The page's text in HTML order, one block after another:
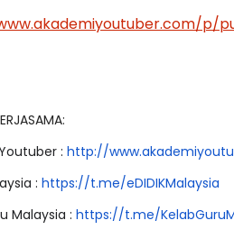
com/p/
: http://
: https://t.me/eDIDIKMalaysia
Malaysia : https://t.me/
OLEH CIKGU ...